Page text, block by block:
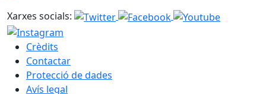
Xarxes socials:
Crèdits
Contactar
Protecció de dades
Avís legal